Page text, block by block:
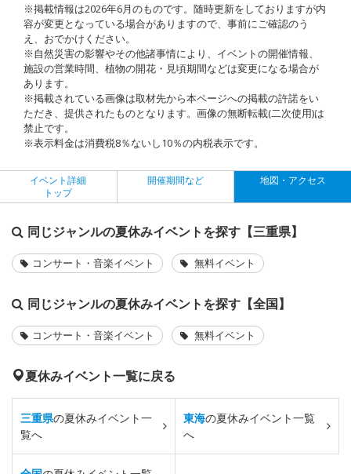
※掲載情報は2026年6月のものです。随時更新をしておりますが内
容が変更となっている場合がありますので、事前にご確認のう
え、おでかけください。
※自然災害の影響やその他諸事情により、イベントの開催情報、
施設の営業時間、植物の開花・見頃期間などは変更になる場合が
あります。
※掲載されている画像は取材先から本ページへの掲載の許諾をい
ただき、提供されたものとなります。画像の無断転載(二次使用)は
禁止です。
※表示料金は消費税8％ないし10％の内税表示です。
イベント詳細
トップ
開催期間など 地図・アクセス
同じジャンルの夏休みイベントを探す【三重県】
コンサート・音楽イベント 無料イベント
同じジャンルの夏休みイベントを探す【全国】
コンサート・音楽イベント 無料イベント
夏休みイベント一覧に戻る
三重県の夏休みイベント一
覧へ
東海の夏休みイベント一覧
へ